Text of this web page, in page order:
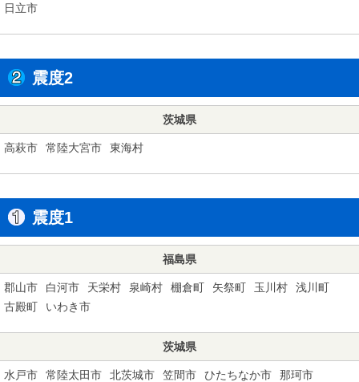
日立市
震度2
茨城県
高萩市 常陸大宮市 東海村
震度1
福島県
郡山市 白河市 天栄村 泉崎村 棚倉町 矢祭町 玉川村
浅川町
古殿町
いわき市
茨城県
水戸市 常陸太田市 北茨城市 笠間市 ひたちなか市
那珂市